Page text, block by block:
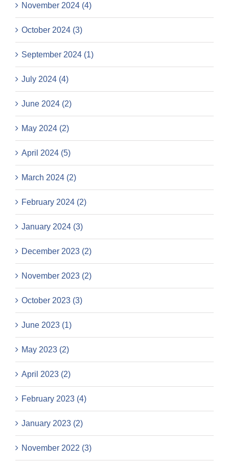
November 2024 (4)
October 2024 (3)
September 2024 (1)
July 2024 (4)
June 2024 (2)
May 2024 (2)
April 2024 (5)
March 2024 (2)
February 2024 (2)
January 2024 (3)
December 2023 (2)
November 2023 (2)
October 2023 (3)
June 2023 (1)
May 2023 (2)
April 2023 (2)
February 2023 (4)
January 2023 (2)
November 2022 (3)